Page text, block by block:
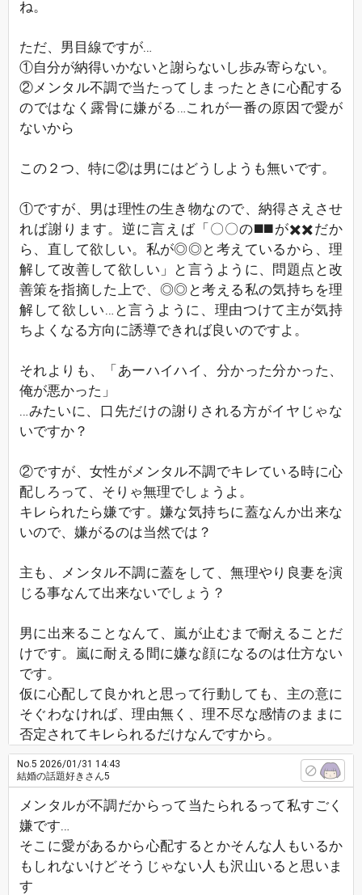
ね。
ただ、男目線ですが…
①自分が納得いかないと謝らないし歩み寄らない。
②メンタル不調で当たってしまったときに心配する
のではなく露骨に嫌がる…これが一番の原因で愛が
ないから
この２つ、特に②は男にはどうしようも無いです。
①ですが、男は理性の生き物なので、納得さえさせ
れば謝ります。逆に言えば「〇〇の◼️◼️が✖️✖️だか
ら、直して欲しい。私が◎◎と考えているから、理
解して改善して欲しい」と言うように、問題点と改
善策を指摘した上で、◎◎と考える私の気持ちを理
解して欲しい…と言うように、理由つけて主が気持
ちよくなる方向に誘導できれば良いのですよ。
それよりも、「あーハイハイ、分かった分かった、
俺が悪かった」
…みたいに、口先だけの謝りされる方がイヤじゃな
いですか？
②ですが、女性がメンタル不調でキレている時に心
配しろって、そりゃ無理でしょうよ。
キレられたら嫌です。嫌な気持ちに蓋なんか出来な
いので、嫌がるのは当然では？
主も、メンタル不調に蓋をして、無理やり良妻を演
じる事なんて出来ないでしょう？
男に出来ることなんて、嵐が止むまで耐えることだ
けです。嵐に耐える間に嫌な顔になるのは仕方ない
です。
仮に心配して良かれと思って行動しても、主の意に
そぐわなければ、理由無く、理不尽な感情のままに
否定されてキレられるだけなんですから。
No.5 2026/01/31 14:43
結婚の話題好きさん5
メンタルが不調だからって当たられるって私すごく
嫌です…
そこに愛があるから心配するとかそんな人もいるか
もしれないけどそうじゃない人も沢山いると思いま
す